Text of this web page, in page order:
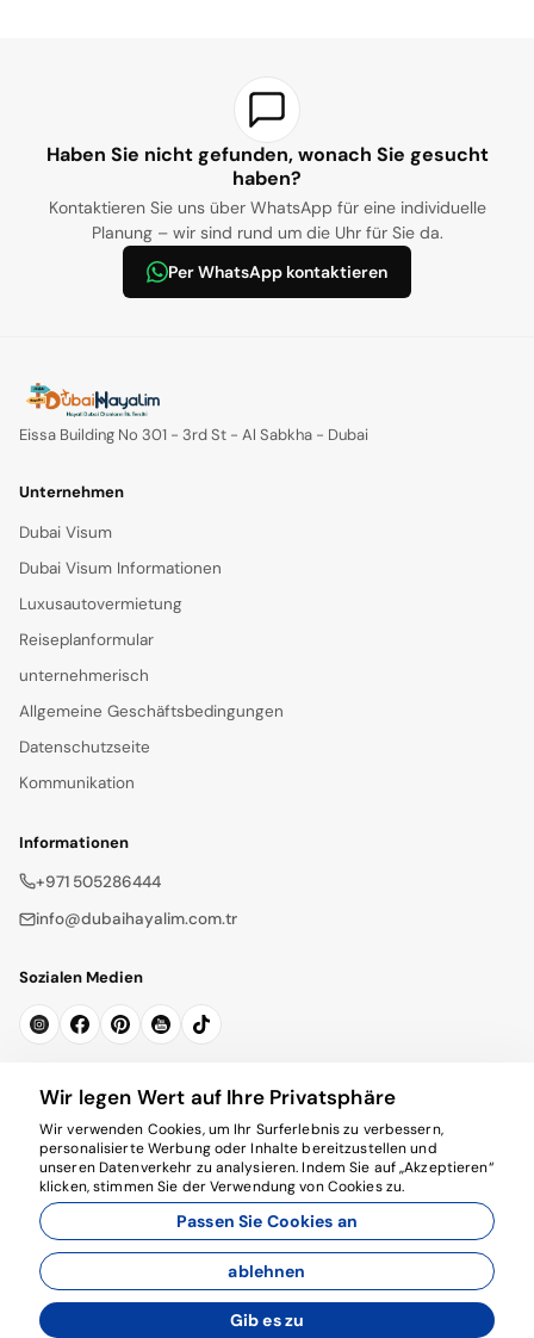
Haben Sie nicht gefunden, wonach Sie gesucht
haben?
Kontaktieren Sie uns über WhatsApp für eine individuelle
Planung – wir sind rund um die Uhr für Sie da.
Per WhatsApp kontaktieren
Eissa Building No 301 - 3rd St - Al Sabkha - Dubai
Unternehmen
Dubai Visum
Dubai Visum Informationen
Luxusautovermietung
Reiseplanformular
unternehmerisch
Allgemeine Geschäftsbedingungen
Datenschutzseite
Kommunikation
Informationen
+971 505286444
info@dubaihayalim.com.tr
Sozialen Medien
Abonnieren
© 2026 dubaihayalim.com.tr. Alle Rechte vorbehalten.
Wir legen Wert auf Ihre Privatsphäre
Wir verwenden Cookies, um Ihr Surferlebnis zu verbessern,
personalisierte Werbung oder Inhalte bereitzustellen und
unseren Datenverkehr zu analysieren. Indem Sie auf „Akzeptieren“
klicken, stimmen Sie der Verwendung von Cookies zu.
Passen Sie Cookies an
ablehnen
Gib es zu